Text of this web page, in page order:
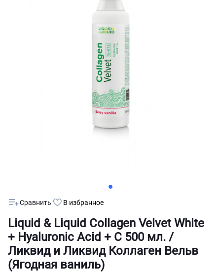
Liquid & Liquid Collagen Velvet White
+ Hyaluronic Acid + C 500 мл. /
Ликвид и Ликвид Коллаген Вельв
(Ягодная ваниль)
Сравнить В избранное